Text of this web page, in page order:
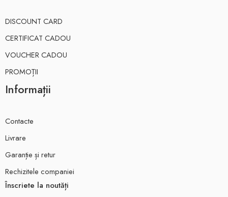
DISCOUNT CARD
CERTIFICAT CADOU
VOUCHER CADOU
PROMOȚII
Informații
Contacte
Livrare
Garanție și retur
Rechizitele companiei
Înscriete la noutăți